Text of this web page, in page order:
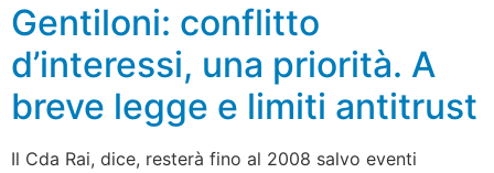
Gentiloni: conflitto
d’interessi, una priorità. A
breve legge e limiti antitrust
Il Cda Rai, dice, resterà fino al 2008 salvo eventi